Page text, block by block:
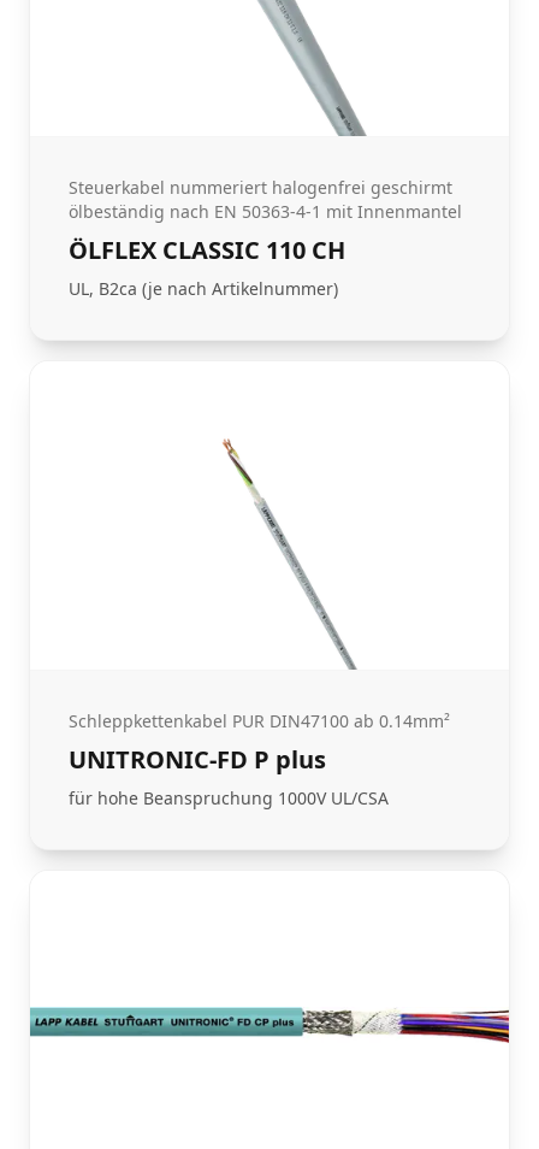
Steuerkabel nummeriert halogenfrei geschirmt
ölbeständig nach EN 50363-4-1 mit Innenmantel
ÖLFLEX CLASSIC 110 CH
UL, B2ca (je nach Artikelnummer)
Schleppkettenkabel PUR DIN47100 ab 0.14mm²
UNITRONIC-FD P plus
für hohe Beanspruchung 1000V UL/CSA